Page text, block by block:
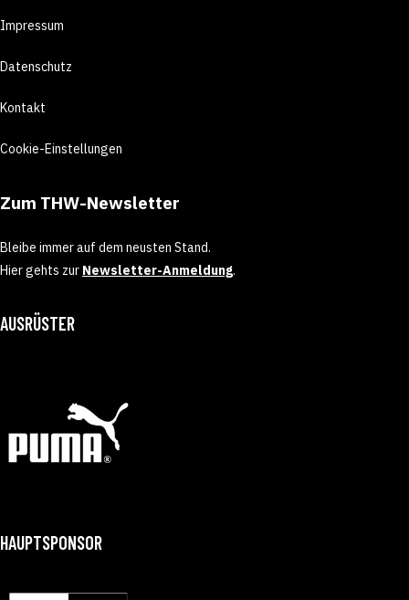
Impressum
Datenschutz
Kontakt
Cookie-Einstellungen
Zum THW-Newsletter
Bleibe immer auf dem neusten Stand.
Hier gehts zur Newsletter-Anmeldung.
AUSRÜSTER
HAUPTSPONSOR